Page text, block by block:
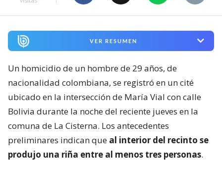
VER RESUMEN
Un homicidio de un hombre de 29 años, de
nacionalidad colombiana, se registró en un cité
ubicado en la intersección de María Vial con calle
Bolivia durante la noche del reciente jueves en la
comuna de La Cisterna. Los antecedentes
preliminares indican que al interior del recinto se
produjo una riña entre al menos tres personas.